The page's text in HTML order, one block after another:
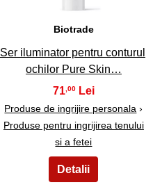
Biotrade
Ser iluminator pentru conturul
ochilor Pure Skin…
71,00
Produse de ingrijire personala ›
Produse pentru ingrijirea tenului
si a fetei